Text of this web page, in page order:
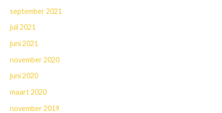
september 2021
juli 2021
juni 2021
november 2020
juni 2020
maart 2020
november 2019